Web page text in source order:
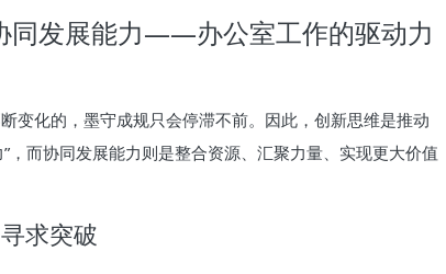
同发展能力——办公室工作的驱动力
变化的，墨守成规只会停滞不前。因此，创新思维是推动
，而协同发展能力则是整合资源、汇聚力量、实现更大价值
求突破